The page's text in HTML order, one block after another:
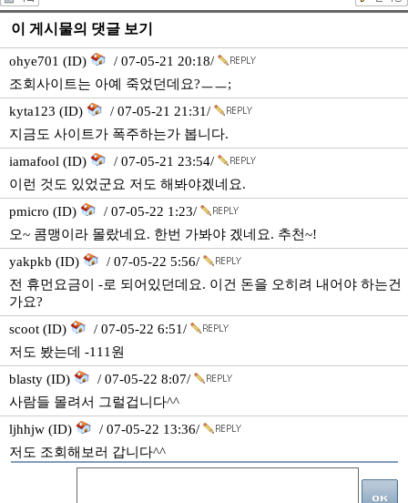
이 게시물의 댓글 보기
ohye701 (ID)
/ 07-05-21 20:18/
조회사이트는 아예 죽었던데요?ㅡㅡ;
kyta123 (ID)
/ 07-05-21 21:31/
지금도 사이트가 폭주하는가 봅니다.
iamafool (ID)
/ 07-05-21 23:54/
이런 것도 있었군요 저도 해봐야겠네요.
pmicro (ID)
/ 07-05-22 1:23/
오~ 콤맹이라 몰랐네요. 한번 가봐야 겠네요. 추천~!
yakpkb (ID)
/ 07-05-22 5:56/
전 휴먼요금이 -로 되어있던데요. 이건 돈을 오히려 내어야 하는건
가요?
scoot (ID)
/ 07-05-22 6:51/
저도 봤는데 -111원
blasty (ID)
/ 07-05-22 8:07/
사람들 몰려서 그럴겁니다^^
ljhhjw (ID)
/ 07-05-22 13:36/
저도 조회해보러 갑니다^^